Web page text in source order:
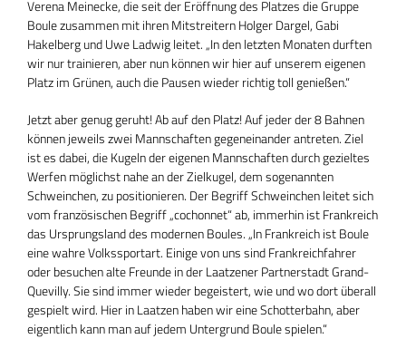
Verena Meinecke, die seit der Eröffnung des Platzes die Gruppe
Boule zusammen mit ihren Mitstreitern Holger Dargel, Gabi
Hakelberg und Uwe Ladwig leitet. „In den letzten Monaten durften
wir nur trainieren, aber nun können wir hier auf unserem eigenen
Platz im Grünen, auch die Pausen wieder richtig toll genießen.“
Jetzt aber genug geruht! Ab auf den Platz! Auf jeder der 8 Bahnen
können jeweils zwei Mannschaften gegeneinander antreten. Ziel
ist es dabei, die Kugeln der eigenen Mannschaften durch gezieltes
Werfen möglichst nahe an der Zielkugel, dem sogenannten
Schweinchen, zu positionieren. Der Begriff Schweinchen leitet sich
vom französischen Begriff „cochonnet“ ab, immerhin ist Frankreich
das Ursprungsland des modernen Boules. „In Frankreich ist Boule
eine wahre Volkssportart. Einige von uns sind Frankreichfahrer
oder besuchen alte Freunde in der Laatzener Partnerstadt Grand-
Quevilly. Sie sind immer wieder begeistert, wie und wo dort überall
gespielt wird. Hier in Laatzen haben wir eine Schotterbahn, aber
eigentlich kann man auf jedem Untergrund Boule spielen.“